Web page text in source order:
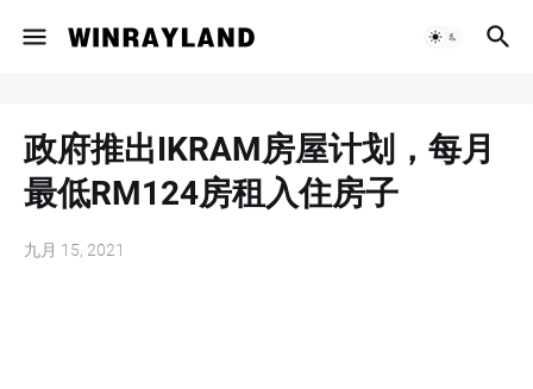
政府推出IKRAM房屋计划，每月
最低RM124房租入住房子
九月 15, 2021